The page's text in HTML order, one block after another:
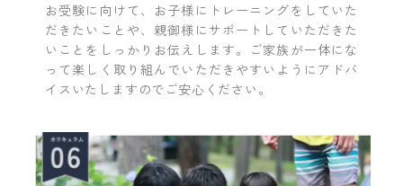
お受験に向けて、お子様にトレーニングをしていた
だきたいことや、親御様にサポートしていただきた
いことをしっかりお伝えします。ご家族が一体にな
って楽しく取り組んでいただきやすいようにアドバ
イスいたしますのでご安心ください。